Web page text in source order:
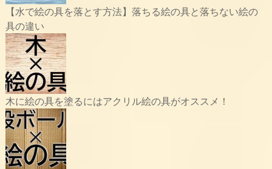
【水で絵の具を落とす方法】落ちる絵の具と落ちない絵の
具の違い
木に絵の具を塗るにはアクリル絵の具がオススメ！